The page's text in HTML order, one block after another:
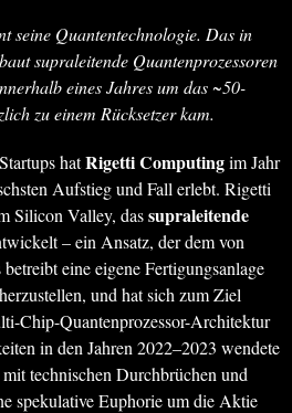
seine Quantentechnologie. Das in
supraleitende Quantenprozessoren
eines Jahres um das ~50-
zu einem Rücksetzer kam.
hatRigetti Computingim Jahr
Aufstieg und Fall erlebt. Rigetti
Silicon Valley, dassupraleitende
– ein Ansatz, der dem von
eine eigene Fertigungsanlage
und hat sich zum Ziel
Chip-Quantenprozessor-Architektur
in den Jahren 2022–2023 wendete
technischen Durchbrüchen und
spekulative Euphorie um die Aktie